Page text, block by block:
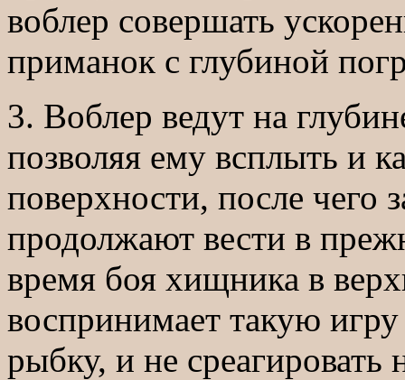
воблер совершать
приманок с глубиной
3. Воблер ведут на
позволяя ему всплыть и
поверхности, после чего
продолжают вести в
время боя хищника в
воспринимает такую
рыбку, и не